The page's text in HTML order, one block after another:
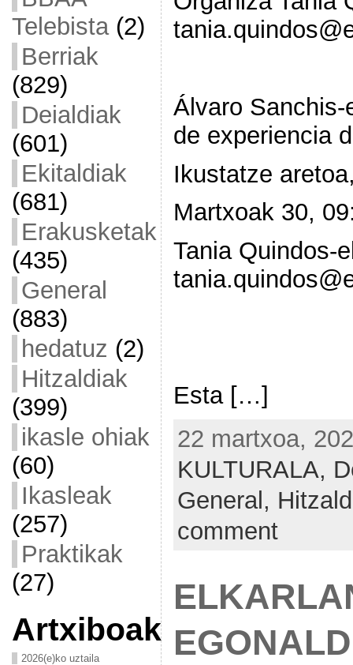
Telebista(2)
Berriak
(829)
Deialdiak
(601)
Ekitaldiak
(681)
Erakusketak
(435)
General
(883)
hedatuz (2)
Hitzaldiak
(399)
ikasle ohiak
(60)
Ikasleak
(257)
Praktikak
(27)
Artxiboak
2026(e)ko uztaila
Álvaro Sanchis-
de experiencia
Ikustatze
Martxoak 30,
Tania Quindos-
Esta […]
22 martxoa,
KULTURALA,
General,
comment